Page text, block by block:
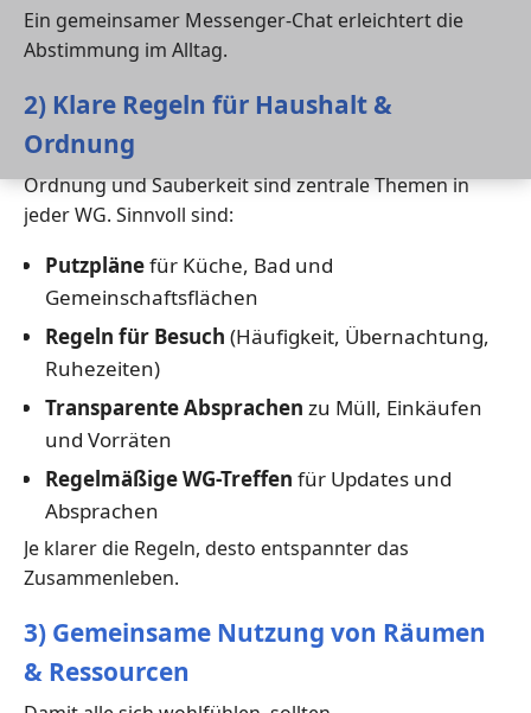
Ein gemeinsamer Messenger-Chat erleichtert die
Abstimmung im Alltag.
2) Klare Regeln für Haushalt &
Ordnung
Ordnung und Sauberkeit sind zentrale Themen in
jeder WG. Sinnvoll sind:
Putzplänefür Küche, Bad und
Gemeinschaftsflächen
Regeln für Besuch (Häufigkeit, Übernachtung,
Ruhezeiten)
Transparente Absprachen zu Müll, Einkäufen
und Vorräten
Regelmäßige WG-Treffen für Updates und
Absprachen
Je klarer die Regeln, desto entspannter das
Zusammenleben.
3) Gemeinsame Nutzung von Räumen
& Ressourcen